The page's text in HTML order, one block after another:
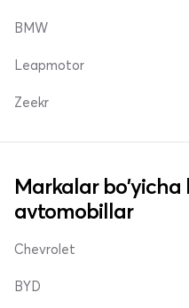
BMW
Leapmotor
Zeekr
Markalar
avtomobillar
Chevrolet
BYD